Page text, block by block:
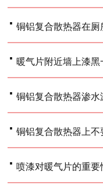
· 铜铝复合散热器在
· 暖气片附近墙上漆
· 铜铝复合散热器渗
· 铜铝复合散热器上
· 喷漆对暖气片的重